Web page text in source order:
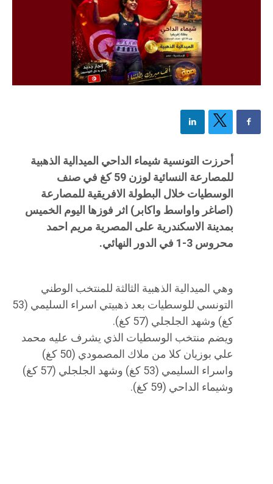
أحرزت التونسية شيماء الداحي الميدالية الذهبية
للمصارعة النسائية لوزن 59 كغ في صنف
الوسطيات خلال البطولة الافريقية للمصارعة
(اصاغر واواسط واكابر) اثر فوزها اليوم الخميس
بمدينة الاسكندرية على المصرية مريم احمد
محروس 3-1 في الدور النهائي.
وهي الميدالية الذهبية الثالثة للمنتخب الوطني
التونسي للوسطيات بعد ذهبيتي اسراء السليمي (53
كغ) وشهد الجلجلي (57 كغ).
ويضم منتخب الوسطيات الذي يشرف عليه محمد
علي بوزيان كلا من ملاك المصمودي (50 كغ)
واسراء السليمي (53 كغ) وشهد الجلجلي (57 كغ)
وشيماء الداحي (59 كغ).